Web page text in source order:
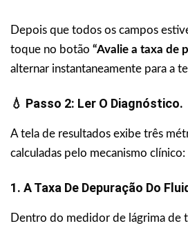
Depois que todos os campos
toque no botão “Avalie a taxa de
alternar instantaneamente para a
💧 Passo 2: Ler O Diagnóstico.
A tela de resultados exibe três
calculadas pelo mecanismo clínico:
1. A Taxa De Depuração Do
Dentro do medidor de lágrima de